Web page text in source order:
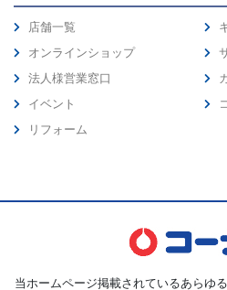
店舗一覧
オンラインショップ
法人様営業窓口
イベント
リフォーム
当ホームページ掲載されているあらゆ